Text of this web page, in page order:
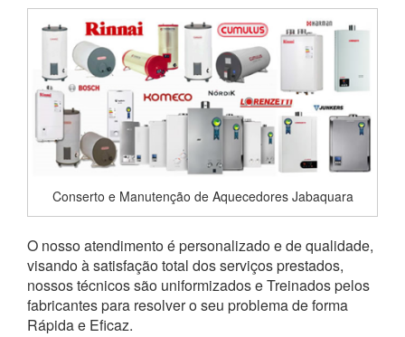
Conserto e Manutenção de Aquecedores Jabaquara
O nosso atendimento é personalizado e de qualidade,
visando à satisfação total dos serviços prestados,
nossos técnicos são uniformizados e Treinados pelos
fabricantes para resolver o seu problema de forma
Rápida e Eficaz.